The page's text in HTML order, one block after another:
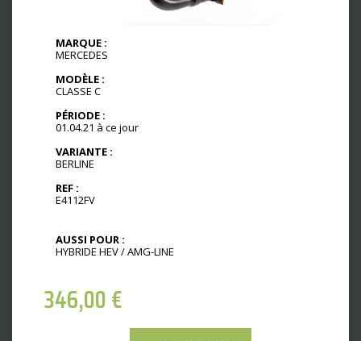
MARQUE :
MERCEDES
MODÈLE :
CLASSE C
PÉRIODE :
01.04.21 à ce jour
VARIANTE :
BERLINE
REF :
E4112FV
AUSSI POUR :
HYBRIDE HEV / AMG-LINE
346,00€